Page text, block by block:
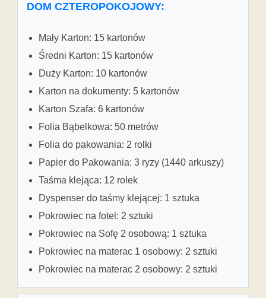
DOM CZTEROPOKOJOWY:
Mały Karton: 15 kartonów
Średni Karton: 15 kartonów
Duży Karton: 10 kartonów
Karton na dokumenty: 5 kartonów
Karton Szafa: 6 kartonów
Folia Bąbelkowa: 50 metrów
Folia do pakowania: 2 rolki
Papier do Pakowania: 3 ryzy (1440 arkuszy)
Taśma klejąca: 12 rolek
Dyspenser do taśmy klejącej: 1 sztuka
Pokrowiec na fotel: 2 sztuki
Pokrowiec na Sofę 2 osobową: 1 sztuka
Pokrowiec na materac 1 osobowy: 2 sztuki
Pokrowiec na materac 2 osobowy: 2 sztuki